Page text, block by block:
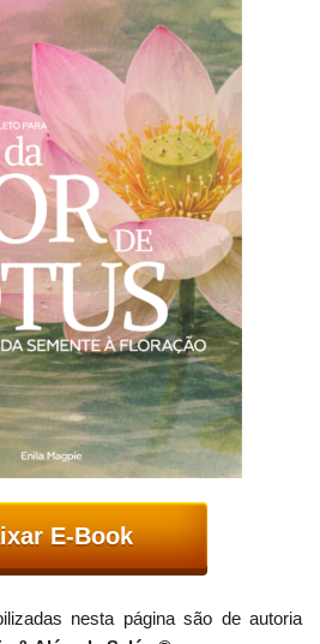
E-Book
nesta página são de autoria